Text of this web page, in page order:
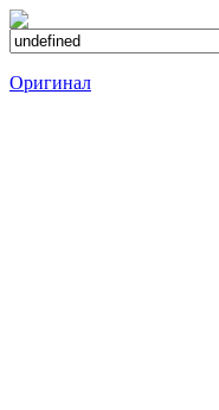
Оригинал